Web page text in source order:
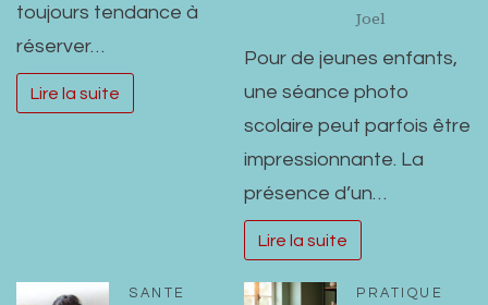
toujours tendance à
réserver…
Lire la suite
Joel
Pour de jeunes enfants,
une séance photo
scolaire peut parfois être
impressionnante. La
présence d’un…
Lire la suite
SANTE PRATIQUE